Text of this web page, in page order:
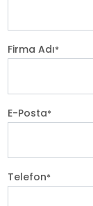
Firma Adı*
E-Posta*
Telefon*